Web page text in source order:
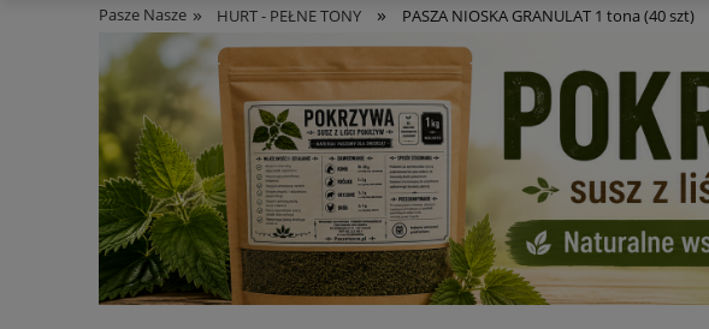
Pasze Nasze » HURT - PEŁNE TONY » PASZA NIOSKA GRANULAT 1 tona (40 szt)